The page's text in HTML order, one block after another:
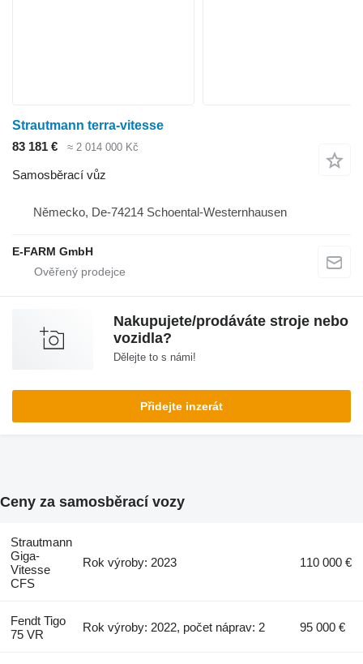
Strautmann terra-vitesse
83 181 €
≈ 2 014 000 Kč
Samosběrací vůz
Německo, De-74214 Schoental-Westernhausen
E-FARM GmbH
Nakupujete/prodáváte stroje nebo
vozidla?
Dělejte to s námi!
Přidejte inzerát
Ceny za samosběrací vozy
Strautmann
Giga-
Vitesse
CFS
Rok výroby: 2023 110 000 €
Fendt Tigo
75 VR
Rok výroby: 2022, počet náprav: 2 95 000 €